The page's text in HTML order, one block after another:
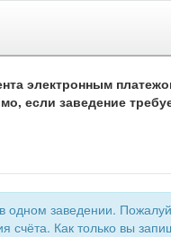
электронным
если заведение
Пожалуйста,
Как только вы